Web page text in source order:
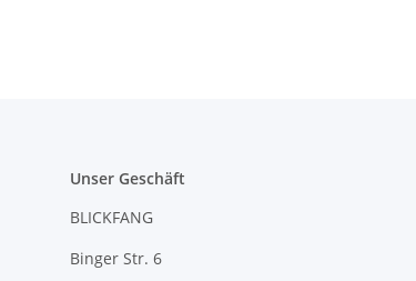
Unser Geschäft
BLICKFANG
Binger Str. 6